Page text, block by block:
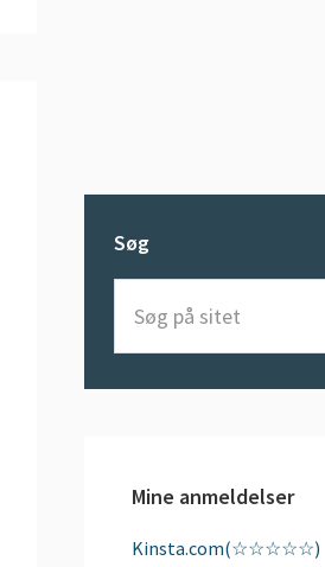
Søg
sitet
Mine anmeldelser
Kinsta.com(☆☆☆☆☆)